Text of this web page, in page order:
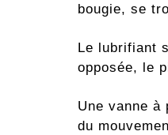
bougie, se
Le lubrifiant
opposée, le
Une vanne
du